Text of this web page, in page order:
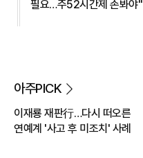
필요…주52시간제 손봐야"
아주PICK
이재룡 재판行…다시 떠오른
연예계 '사고 후 미조치' 사례